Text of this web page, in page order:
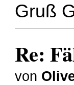
Gruß
Re:
von